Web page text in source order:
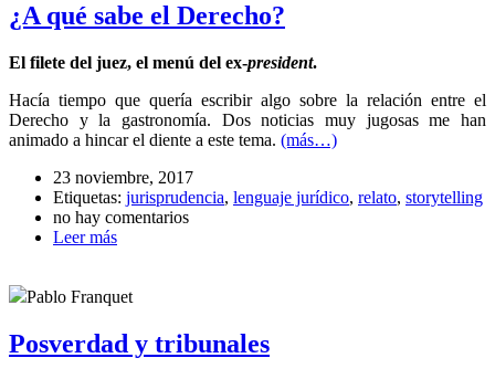
¿A qué sabe el Derecho?
El filete del juez, el menú del ex-president.
Hacía tiempo que quería escribir algo sobre la relación entre el
Derecho y la gastronomía. Dos noticias muy jugosas me han
animado a hincar el diente a este tema. (más…)
23 noviembre, 2017
Etiquetas: jurisprudencia, lenguaje jurídico, relato, storytelling
no hay comentarios
Leer más
Pablo Franquet
Posverdad y tribunales